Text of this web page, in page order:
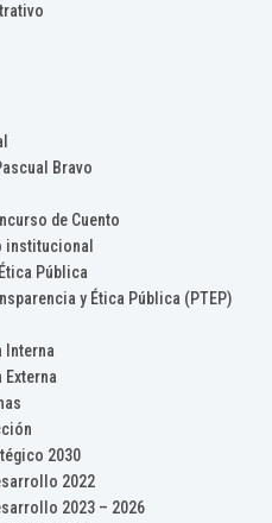
Bravo
de Cuento
institucional
Pública
y Ética Pública (PTEP)
Interna
Externa
2030
2022
2023 – 2026